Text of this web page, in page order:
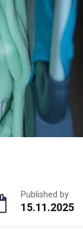
Published by
15.11.2025